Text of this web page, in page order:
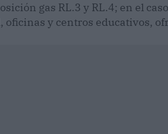
gas RL.3 y RL.4; en el
y centros educativos,